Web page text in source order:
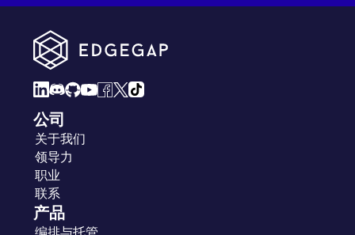
公司
关于我们
领导力
职业
联系
产品